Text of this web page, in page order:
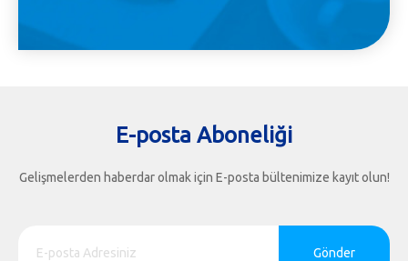
E-posta Aboneliği
Gelişmelerden haberdar olmak için E-posta bültenimize kayıt olun!
Gönder